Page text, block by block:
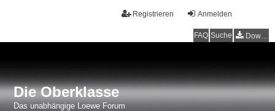
Anmelden
Registrieren
FAQ Suche Downloads
Die Oberklasse
Das unabhängige Loewe Forum